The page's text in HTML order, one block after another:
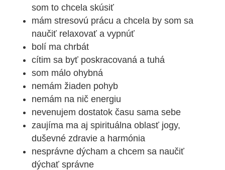
som to chcela skúsiť
mám stresovú prácu a chcela by som sa
naučiť relaxovať a vypnúť
bolí ma chrbát
cítim sa byť poskracovaná a tuhá
som málo ohybná
nemám žiaden pohyb
nemám na nič energiu
nevenujem dostatok času sama sebe
zaujíma ma aj spirituálna oblasť jogy,
duševné zdravie a harmónia
nesprávne dýcham a chcem sa naučiť
dýchať správne